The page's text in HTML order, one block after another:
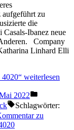
zu
die
Ibanez neue
Company
Linhard Elli
weiterlesen
2022
Schlagwörter:
zu